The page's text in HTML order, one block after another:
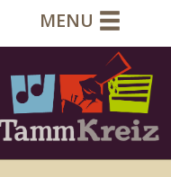
MENU